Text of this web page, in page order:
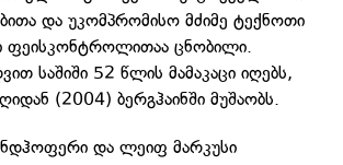
და უკომპრომისო მძიმე ტექნოთი
ფეისკონტროლითაა ცნობილი.
საშიში 52 წლის მამაკაცი იღებს,
(2004) ბერგჰაინში მუშაობს.
და ლეიფ მარკუსი